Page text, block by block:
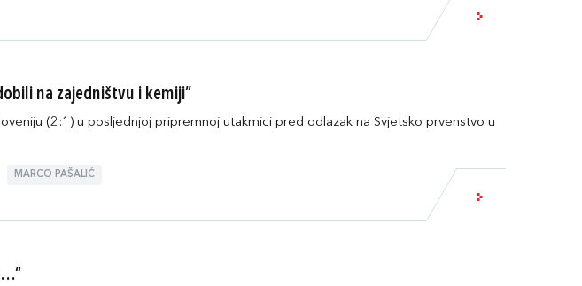
na zajedništvu i kemiji”
(2:1) u posljednjoj pripremnoj utakmici pred odlazak na Svjetsko prvenstvo u
MARCO PAŠALIĆ